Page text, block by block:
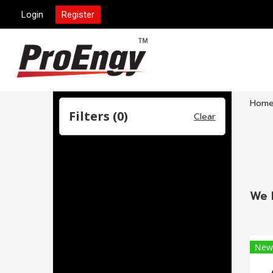
Login Register
We
New
Filters (0) Clear